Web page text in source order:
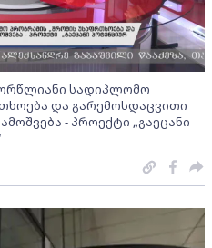
სადიპლომო
და გარემოსდაცვითი
- პროექტი „გაეცანი